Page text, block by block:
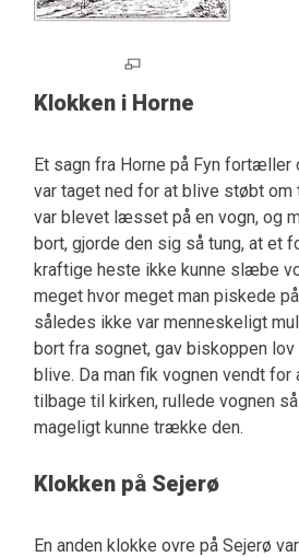
Klokken i Horne
Et sagn fra Horne på Fyn fortæller
var taget ned for at blive støbt om
var blevet læsset på en vogn, og
bort, gjorde den sig så tung, at et
kraftige heste ikke kunne slæbe
meget hvor meget man piskede
således ikke var menneskeligt
bort fra sognet, gav biskoppen lov
blive. Da man fik vognen vendt for
tilbage til kirken, rullede vognen
mageligt kunne trække den.
Klokken på Sejerø
En anden klokke ovre på Sejerø